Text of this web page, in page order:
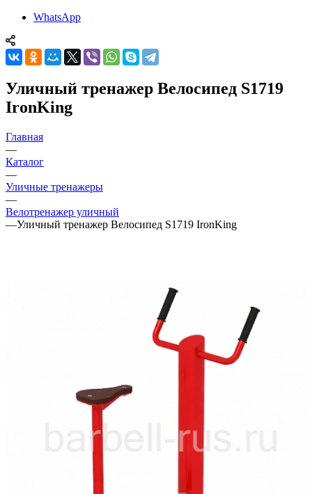
WhatsApp
Уличный тренажер Велосипед S1719
IronKing
Главная
—
Каталог
—
Уличные тренажеры
—
Велотренажер уличный
—Уличный тренажер Велосипед S1719 IronKing